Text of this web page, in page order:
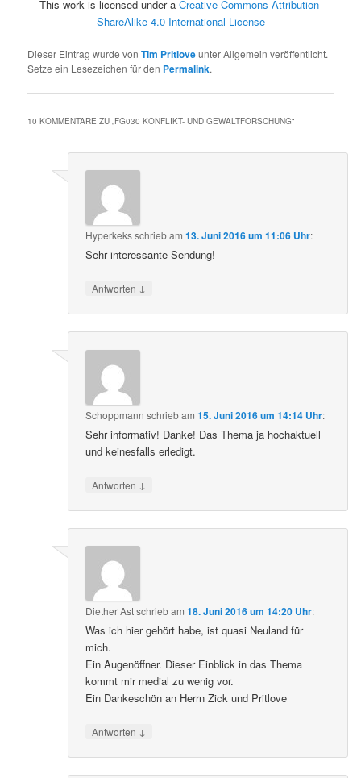
This work is licensed under a Creative Commons Attribution-
ShareAlike 4.0 International License
Dieser Eintrag wurde vonTim Pritloveunter Allgemein veröffentlicht.
Setze ein Lesezeichen für den Permalink.
10 KOMMENTARE ZU „FG030 KONFLIKT- UND GEWALTFORSCHUNG“
Hyperkeksschriebam13. Juni 2016 um 11:06 Uhr:
Sehr interessante Sendung!
Antworten ↓
Schoppmann schriebam15. Juni 2016 um 14:14 Uhr:
Sehr informativ! Danke! Das Thema ja hochaktuell
und keinesfalls erledigt.
Antworten ↓
Diether Astschriebam18. Juni 2016 um 14:20 Uhr:
Was ich hier gehört habe, ist quasi Neuland für
mich.
Ein Augenöffner. Dieser Einblick in das Thema
kommt mir medial zu wenig vor.
Ein Dankeschön an Herrn Zick und Pritlove
Antworten ↓